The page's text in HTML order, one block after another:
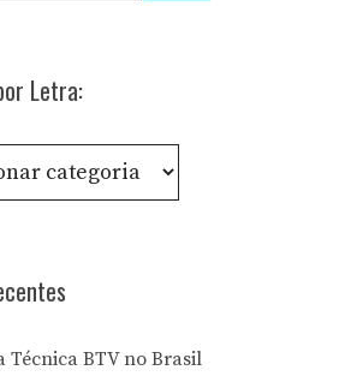
Letra:
Técnica BTV no Brasil